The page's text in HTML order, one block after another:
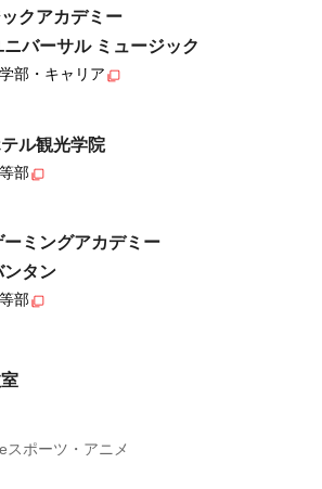
クアカデミー
バーサル ミュージック
部・キャリア
ル観光学院
部
ミングアカデミー
ンタン
部
スポーツ・アニメ